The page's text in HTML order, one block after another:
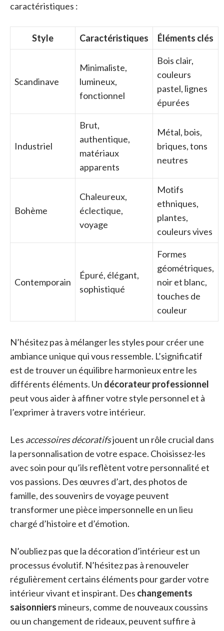
caractéristiques :
Style Caractéristiques Éléments clés
Scandinave
Minimaliste,
lumineux,
fonctionnel
Bois clair,
couleurs
pastel, lignes
épurées
Industriel
Brut,
authentique,
matériaux
apparents
Métal, bois,
briques, tons
neutres
Bohème
Chaleureux,
éclectique,
voyage
Motifs
ethniques,
plantes,
couleurs vives
Contemporain
Épuré, élégant,
sophistiqué
Formes
géométriques,
noir et blanc,
touches de
couleur
N’hésitez pas à mélanger les styles pour créer une
ambiance unique qui vous ressemble. L’significatif
est de trouver un équilibre harmonieux entre les
différents éléments. Un décorateur professionnel
peut vous aider à affiner votre style personnel et à
l’exprimer à travers votre intérieur.
Les accessoires décoratifsjouent un rôle crucial dans
la personnalisation de votre espace. Choisissez-les
avec soin pour qu’ils reflètent votre personnalité et
vos passions. Des œuvres d’art, des photos de
famille, des souvenirs de voyage peuvent
transformer une pièce impersonnelle en un lieu
chargé d’histoire et d’émotion.
N’oubliez pas que la décoration d’intérieur est un
processus évolutif. N’hésitez pas à renouveler
régulièrement certains éléments pour garder votre
intérieur vivant et inspirant. Des changements
saisonniers mineurs, comme de nouveaux coussins
ou un changement de rideaux, peuvent suffire à